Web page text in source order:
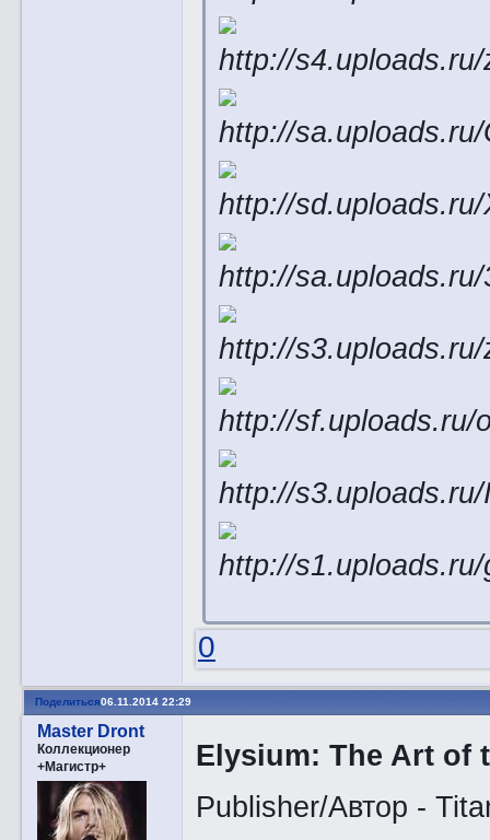
0
Поделиться06.11.2014 22:29
Master Dront
Коллекционер
+Магистр+
Elysium: The Art of
Publisher/Автор -